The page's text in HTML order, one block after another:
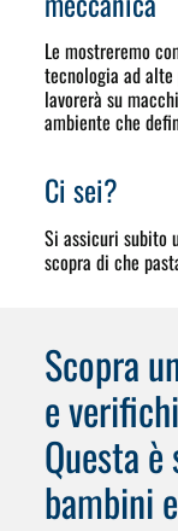
Le mostreremo
tecnologia ad
lavorerà su
ambiente che
Ci sei?
Si assicuri subito
scopra di che
Scopra
e
Questa
bambini